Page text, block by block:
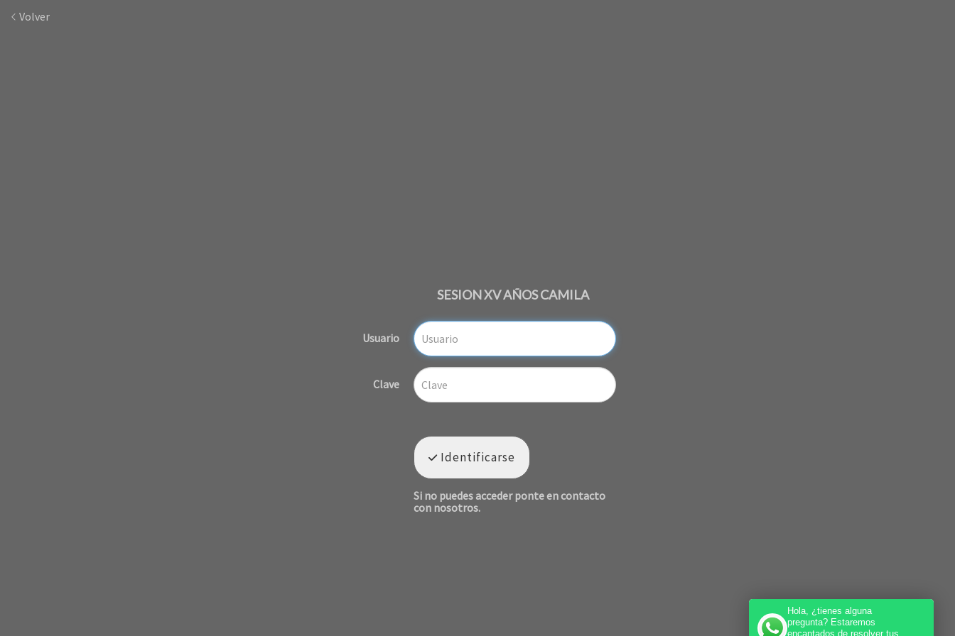
Volver
SESION XV AÑOS CAMILA
Usuario
Clave
Identificarse
Si no puedes acceder ponte en contacto
con nosotros.
Hola, ¿tienes alguna
pregunta? Estaremos
encantados de resolver tus